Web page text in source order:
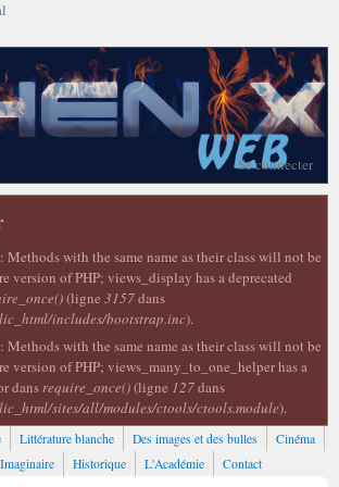
Se connecter
: Methods with the same name as their class will not be
version of PHP; views_display has a deprecated
(ligne 3157dans
includes/bootstrap.inc).
: Methods with the same name as their class will not be
version of PHP; views_many_to_one_helper has a
dansrequire_once()(ligne 127dans
sites/all/modules/ctools/ctools.module).
Littérature blanche Des images et des bulles
Cinéma
Imaginaire Historique L'Académie Contact